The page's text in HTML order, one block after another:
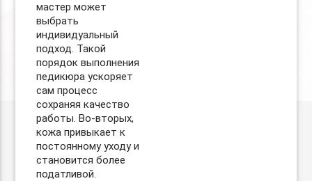
мастер может
выбрать
индивидуальный
подход. Такой
порядок выполнения
педикюра ускоряет
сам процесс
сохраняя качество
работы. Во-вторых,
кожа привыкает к
постоянному уходу и
становится более
податливой.